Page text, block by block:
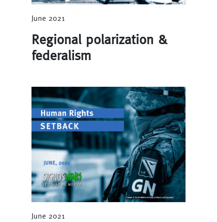
June 2021
Regional polarization &
federalism
June 2021